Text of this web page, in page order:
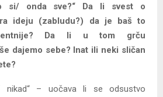
si/ onda sve?“ Da li svest o
ideju (zabludu?) da je baš to
Da li u tom grču
dajemo sebe? Inat ili neki sličan
– uočava li se odsustvo